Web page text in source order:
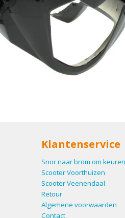
Klantenservice
Snor naar brom om keuren
Scooter Voorthuizen
Scooter Veenendaal
Retour
Algemene voorwaarden
Contact